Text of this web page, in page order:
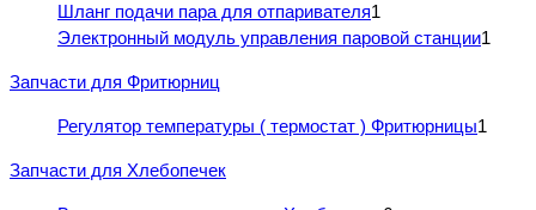
Шланг подачи пара для отпаривателя1
Электронный модуль управления паровой станции1
Запчасти для Фритюрниц
Регулятор температуры ( термостат ) Фритюрницы1
Запчасти для Хлебопечек